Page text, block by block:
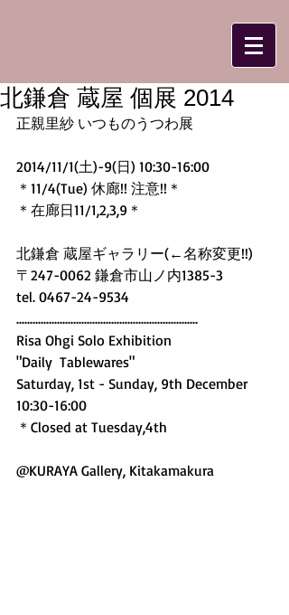
北鎌倉 蔵屋 個展 2014
正親里紗 いつものうつわ展
2014/11/1(土)-9(日) 10:30-16:00
＊11/4(Tue) 休廊!! 注意!!＊
＊在廊日11/1,2,3,9＊
北鎌倉 蔵屋ギャラリー(←名称変更!!)
〒247-0062 鎌倉市山ノ内1385-3
tel. 0467-24-9534
...................................................................
Risa Ohgi Solo Exhibition
"Daily  Tablewares"
Saturday, 1st - Sunday, 9th December
10:30-16:00
＊Closed at Tuesday,4th
@KURAYA Gallery, Kitakamakura